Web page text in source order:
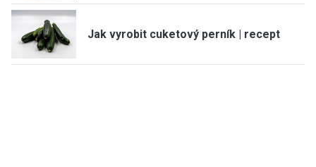
Jak vyrobit cuketový perník | recept